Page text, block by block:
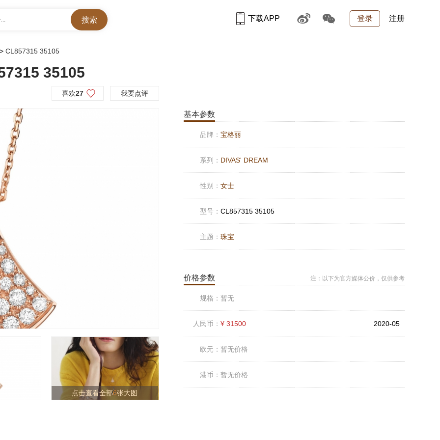
登录 注册
下载APP
CL857315 35105
35105
喜欢27 我要点评
点击查看全部6张大图
基本参数
品牌： 宝格丽
系列： DIVAS' DREAM
性别： 女士
型号： CL857315 35105
主题： 珠宝
价格参数 注：以下为官方媒体公价，仅供参考
规格： 暂无
人民币： ¥ 31500 2020-05
欧元： 暂无价格
港币： 暂无价格